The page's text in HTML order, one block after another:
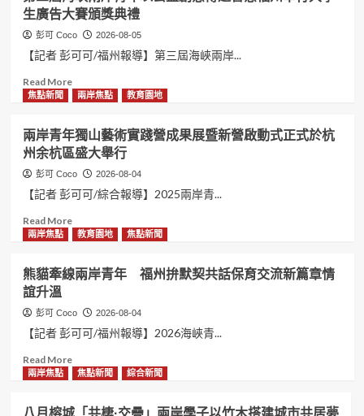
歡
活
動
福
舉
行
能
改
變
彼
印
象
岸
青
年
學
榕
城
敘
同
源
活
水
匯
入
政
協
春
力
量
助
推
兩
岸
融
生廣告大賽頒獎典禮
彭可 Coco 2026-08-05
【記者 彭可可/福州報導】第三屆海峽兩岸...
Read MoreRead
more
第
三
屆
海
峽
兩
岸
青
以
公
創
意
傳
遞
善
福
焦點新聞 兩岸焦點 教育園地
兩岸青年獨山藝術實踐營成果展暨新營啟動式正式於杭
州余杭區盛大舉行
彭可 Coco 2026-08-04
【記者 彭可可/綜合報導】2025兩岸青...
Read MoreRead
more
兩
岸
年
獨
山
藝
術
踐
兩岸焦點 教育園地 焦點新聞
熊貓牽線兩岸青年 福州拚默契共話保育交流新篇章情
誼升溫
彭可 Coco 2026-08-04
【記者 彭可可/福州報導】2026海峽青...
Read MoreRead
more
熊
兩岸焦點 焦點新聞 綜合新聞
八月榕城「共棲·交疊」兩岸學子以竹木搭建城市共居夢